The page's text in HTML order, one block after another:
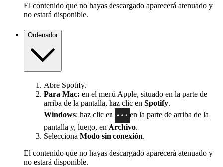
El contenido que no hayas descargado aparecerá atenuado y
no estará disponible.
Ordenador
Abre Spotify.
Para Mac: en el menú Apple, situado en la parte de
arriba de la pantalla, haz clic en Spotify.
Windows: haz clic en
en la parte de arriba de la
pantalla y, luego, en Archivo.
Selecciona Modo sin conexión.
El contenido que no hayas descargado aparecerá atenuado y
no estará disponible.